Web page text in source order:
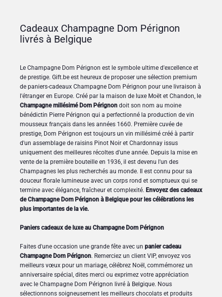
Cadeaux Champagne Dom Pérignon
livrés à Belgique
Le Champagne Dom Pérignon est le symbole ultime d'excellence et
de prestige. Gift.be est heureux de proposer une sélection premium
de paniers-cadeaux Champagne Dom Pérignon pour une livraison à
l'étranger en Europe. Créé par la maison de luxe Moët et Chandon, le
Champagne millésimé Dom Pérignon doit son nom au moine
bénédictin Pierre Pérignon qui a perfectionné la production de vin
mousseux français dans les années 1660. Première cuvée de
prestige, Dom Pérignon est toujours un vin millésimé créé à partir
d'un assemblage de raisins Pinot Noir et Chardonnay issus
uniquement des meilleures récoltes d'une année. Depuis la mise en
vente de la première bouteille en 1936, il est devenu l'un des
Champagnes les plus recherchés au monde. Il est connu pour sa
douceur florale lumineuse avec un corps rond et somptueux qui se
termine avec élégance, fraîcheur et complexité. Envoyez des cadeaux
de Champagne Dom Pérignon à Belgique pour les célébrations les
plus importantes de la vie.
Paniers cadeaux de luxe au Champagne Dom Pérignon
Faites d'une occasion une grande fête avec un panier cadeau
Champagne Dom Pérignon. Remerciez un client VIP, envoyez vos
meilleurs vœux pour un mariage, célébrez Noël, commémorez un
anniversaire spécial, dites merci ou exprimez votre appréciation
avec le Champagne Dom Pérignon livré à Belgique. Nous
sélectionnons soigneusement les meilleurs chocolats et produits